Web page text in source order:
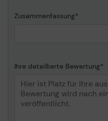
Zusammenfassung
Ihre detaillierte Bewertung